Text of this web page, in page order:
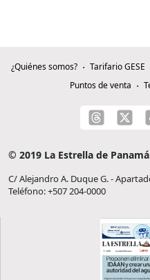
¿Quiénes somos? Tarifario GESE
Puntos de venta
© 2019 La Estrella de Panamá
C/ Alejandro A. Duque G. -
Teléfono: +507 204-0000